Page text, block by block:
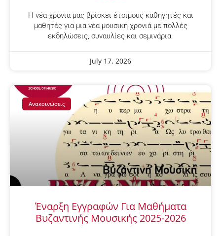
Η νέα χρόνια μας βρίσκει έτοιμους καθηγητές και
μαθητές για μια νέα μουσική χρονιά με πολλές
εκδηλώσεις, συναυλίες και σεμινάρια.
July 17, 2026
Ανακοινώσεις
Έναρξη Εγγραφών Για Μαθήματα
Βυζαντινής Μουσικής 2025-2026